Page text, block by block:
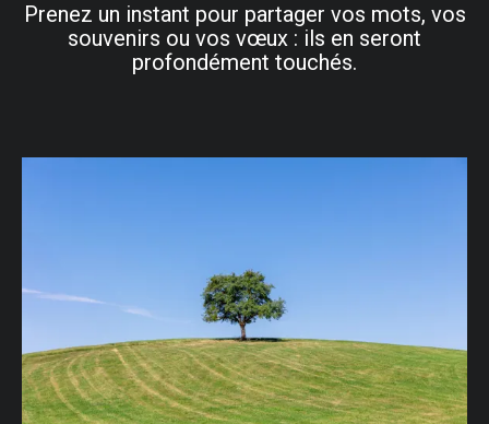
Prenez un instant pour partager vos mots, vos
souvenirs ou vos vœux : ils en seront
profondément touchés.